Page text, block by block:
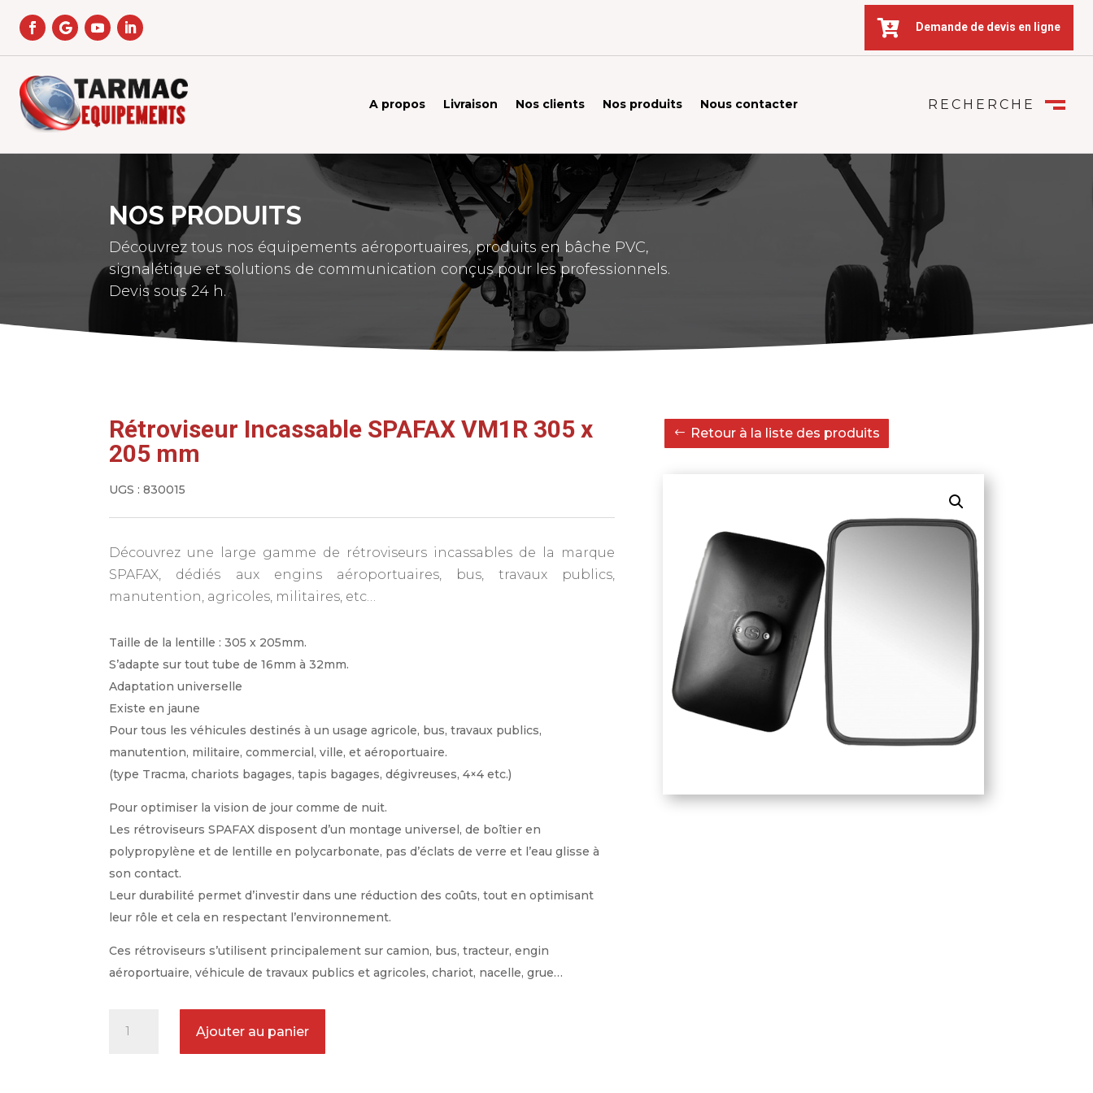
 Demande de devis en ligne
A propos Livraison Nos clients Nos produits Nous contacter
RECHERCHE
NOS PRODUITS
Découvrez tous nos équipements aéroportuaires, produits en bâche PVC,
signalétique et solutions de communication conçus pour les professionnels.
Devis sous 24 h.
Rétroviseur Incassable SPAFAX VM1R 305 x
205 mm
UGS :830015
Découvrez une large gamme de rétroviseurs incassables de la marque
SPAFAX, dédiés aux engins aéroportuaires, bus, travaux publics,
manutention, agricoles, militaires, etc…
Taille de la lentille : 305 x 205mm.
S’adapte sur tout tube de 16mm à 32mm.
Adaptation universelle
Existe en jaune
Pour tous les véhicules destinés à un usage agricole, bus, travaux publics,
manutention, militaire, commercial, ville, et aéroportuaire.
(type Tracma, chariots bagages, tapis bagages, dégivreuses, 4×4 etc.)
Pour optimiser la vision de jour comme de nuit.
Les rétroviseurs SPAFAX disposent d’un montage universel, de boîtier en
polypropylène et de lentille en polycarbonate, pas d’éclats de verre et l’eau glisse à
son contact.
Leur durabilité permet d’investir dans une réduction des coûts, tout en optimisant
leur rôle et cela en respectant l’environnement.
Ces rétroviseurs s’utilisent principalement sur camion, bus, tracteur, engin
aéroportuaire, véhicule de travaux publics et agricoles, chariot, nacelle, grue…
Ajouter au panier
Retour à la liste des produits